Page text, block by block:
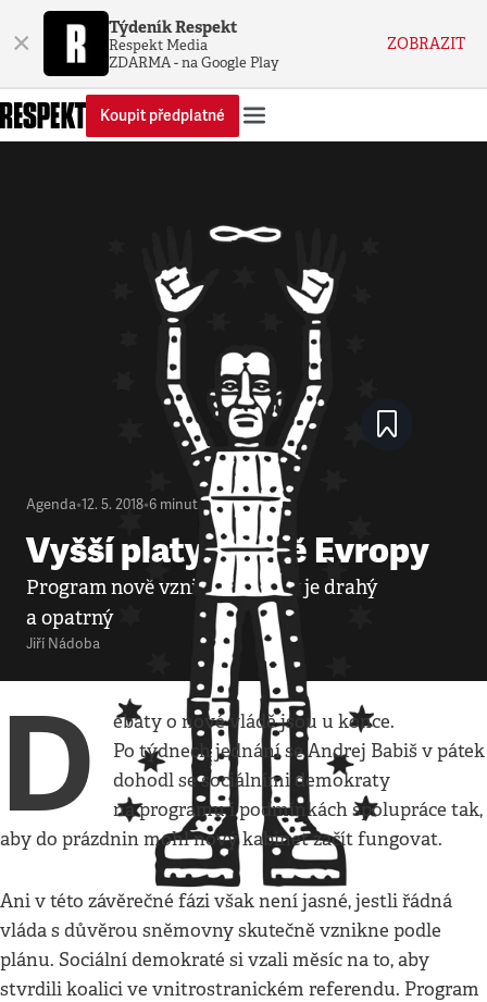
× Týdeník Respekt
Respekt Media
ZDARMA - na Google Play
ZOBRAZIT
Koupit předplatné
Agenda•12. 5. 2018•6 minut
Vyšší platy, méně Evropy
Program nově vznikající vlády je drahý
a opatrný
Jiří Nádoba
D
ebaty o nové vládě jsou u konce.
Po týdnech jednání se Andrej Babiš v pátek
dohodl se sociálními demokraty
na programu i podmínkách spolupráce tak,
aby do prázdnin mohl nový kabinet začít fungovat.
Ani v této závěrečné fázi však není jasné, jestli řádná
vláda s důvěrou sněmovny skutečně vznikne podle
plánu. Sociální demokraté si vzali měsíc na to, aby
stvrdili koalici ve vnitrostranickém referendu. Program